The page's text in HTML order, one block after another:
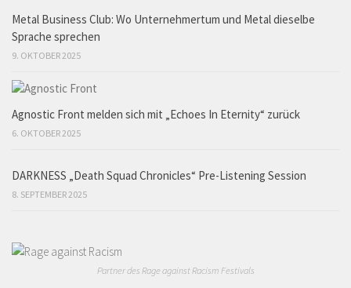
Metal Business Club: Wo Unternehmertum und Metal dieselbe
Sprache sprechen
9. OKTOBER 2025
Agnostic Front melden sich mit „Echoes In Eternity“ zurück
6. OKTOBER 2025
DARKNESS „Death Squad Chronicles“ Pre-Listening Session
8. SEPTEMBER 2025
Partner des Rage against Racism Festivals